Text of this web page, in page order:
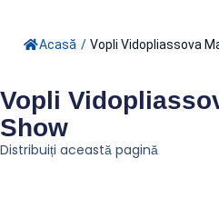
Acasă / Vopli Vidopliassova
Vopli
Show
Distribuiți această pagină